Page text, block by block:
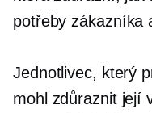
potřeby zákazníka
Jednotlivec, který
mohl zdůraznit její